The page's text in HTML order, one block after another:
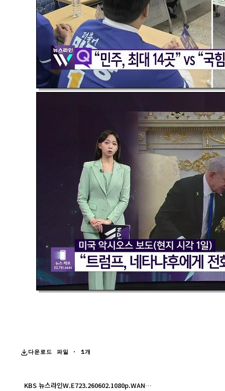
다운로드 파일 · 1개
KBS 뉴스라인W.E723.260602.1080p.WANNA.mp4